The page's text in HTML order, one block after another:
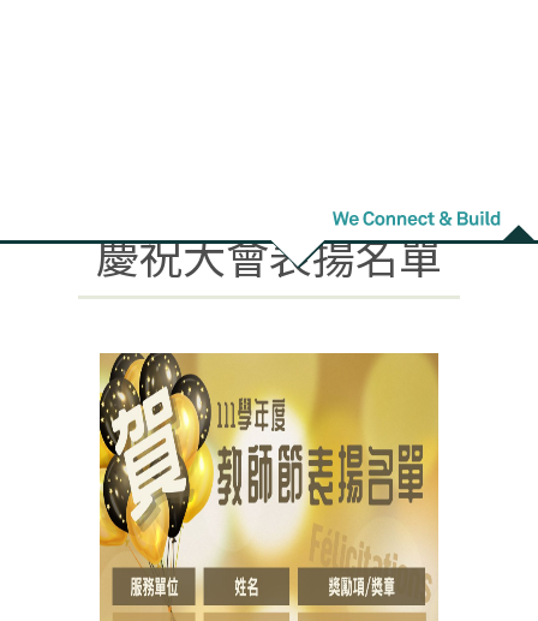
111學年度教師節
慶祝大會表揚名單